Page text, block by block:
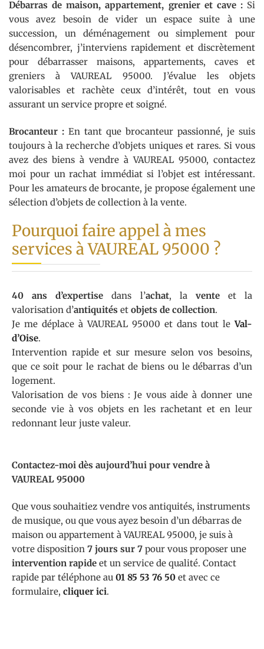
Débarras de maison, appartement, grenier et cave :Si
vous avez besoin de vider un espace suite à une
succession, un déménagement ou simplement pour
désencombrer, j’interviens rapidement et discrètement
pour débarrasser maisons, appartements, caves et
greniers à VAUREAL 95000. J’évalue les objets
valorisables et rachète ceux d’intérêt, tout en vous
assurant un service propre et soigné.
Brocanteur : En tant que brocanteur passionné, je suis
toujours à la recherche d’objets uniques et rares. Si vous
avez des biens à vendre à VAUREAL 95000, contactez
moi pour un rachat immédiat si l’objet est intéressant.
Pour les amateurs de brocante, je propose également une
sélection d’objets de collection à la vente.
Pourquoi faire appel à mes
services à VAUREAL 95000 ?
40 ans d’expertise dans l’achat, la venteet la
valorisation d’antiquités et objets de collection.
Je me déplace à VAUREAL 95000 et dans tout leVal-
d’Oise.
Intervention rapide et sur mesure selon vos besoins,
que ce soit pour le rachat de biens ou le débarras d’un
logement.
Valorisation de vos biens : Je vous aide à donner une
seconde vie à vos objets en les rachetant et en leur
redonnant leur juste valeur.
Contactez-moi dès aujourd’hui pour vendre à
VAUREAL 95000
Que vous souhaitiez vendre vos antiquités, instruments
de musique, ou que vous ayez besoin d’un débarras de
maison ou appartement à VAUREAL 95000, je suis à
votre disposition 7 jours sur 7 pour vous proposer une
intervention rapide et un service de qualité. Contact
rapide par téléphone au 01 85 53 76 50 et avec ce
formulaire, cliquer ici.